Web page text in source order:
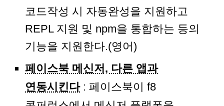
코드작성 시 자동완성을 지원하고
REPL 지원 및 npm을 통합하는 등의
기능을 지원한다.(영어)
페이스북 메신저, 다른 앱과
연동시킨다: 페이스북이 f8